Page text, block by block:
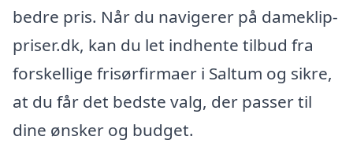
bedre pris. Når du navigerer på dameklip-
priser.dk, kan du let indhente tilbud fra
forskellige frisørfirmaer i Saltum og sikre,
at du får det bedste valg, der passer til
dine ønsker og budget.